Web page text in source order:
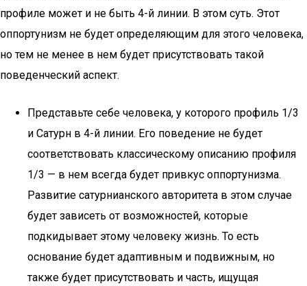
профиле может и не быть 4-й линии. В этом суть. Этот
оппортунизм не будет определяющим для этого человека,
но тем не менее в нем будет присутствовать такой
поведенческий аспект.
Представьте себе человека, у которого профиль 1/3
и Сатурн в 4-й линии. Его поведение не будет
соответствовать классическому описанию профиля
1/3 — в нем всегда будет привкус оппортунизма.
Развитие сатурнианского авторитета в этом случае
будет зависеть от возможностей, которые
подкидывает этому человеку жизнь. То есть
основание будет адаптивным и подвижным, но
также будет присутствовать и часть, ищущая